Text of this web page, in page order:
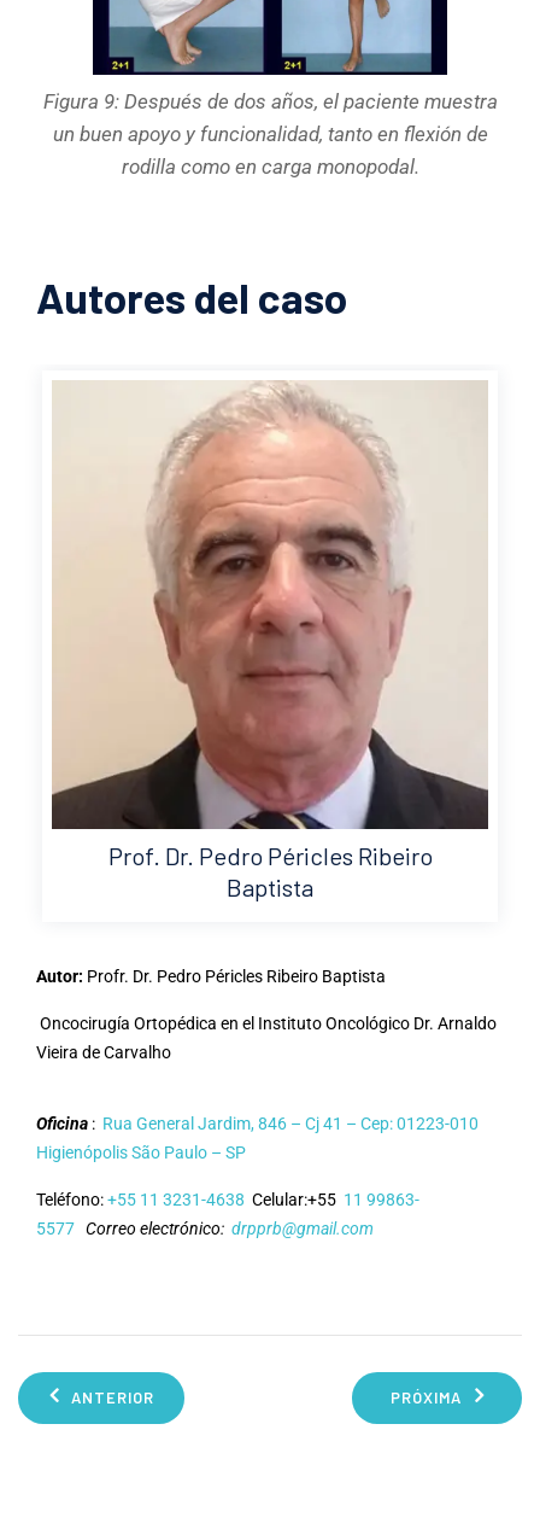
Figura 9: Después de dos años, el paciente muestra
un buen apoyo y funcionalidad, tanto en flexión de
rodilla como en carga monopodal.
Autores del caso
Prof. Dr. Pedro Péricles Ribeiro
Baptista
Autor: Profr. Dr. Pedro Péricles Ribeiro Baptista
Oncocirugía Ortopédica en el Instituto Oncológico Dr. Arnaldo
Vieira de Carvalho
Oficina : Rua General Jardim, 846 – Cj 41 – Cep: 01223-010
Higienópolis São Paulo – SP
Teléfono:+55 11 3231-4638 Celular:+55 11 99863-
5577 Correo electrónico: drpprb@gmail.com
ANTERIOR PRÓXIMA